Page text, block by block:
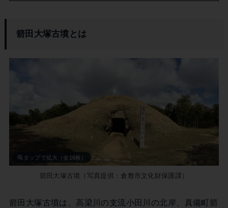
箭田大塚古墳とは
タップで拡大（全16枚）
箭田大塚古墳（写真提供：倉敷市文化財保護課）
箭田大塚古墳は、高梁川の支流小田川の北岸、真備町箭